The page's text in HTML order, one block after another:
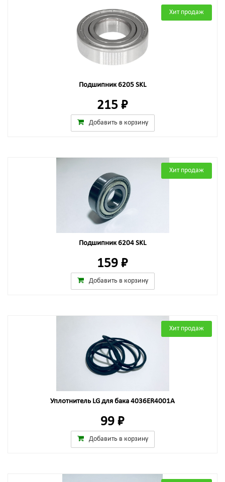
Хит продаж
Подшипник 6205 SKL
215 ₽
Добавить в корзину
Хит продаж
Подшипник 6204 SKL
159 ₽
Добавить в корзину
Хит продаж
Уплотнитель LG для бака 4036ER4001A
99 ₽
Добавить в корзину